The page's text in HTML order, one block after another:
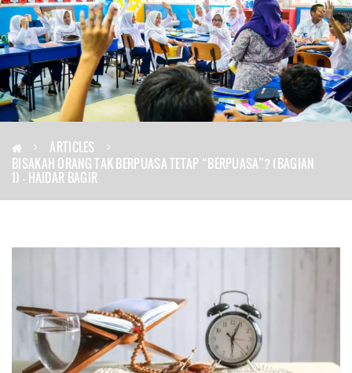
ARTICLES
BISAKAH ORANG TAK BERPUASA TETAP “BERPUASA”? (BAGIAN
1) – HAIDAR BAGIR